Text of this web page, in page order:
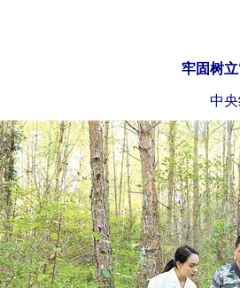
牢固树
中